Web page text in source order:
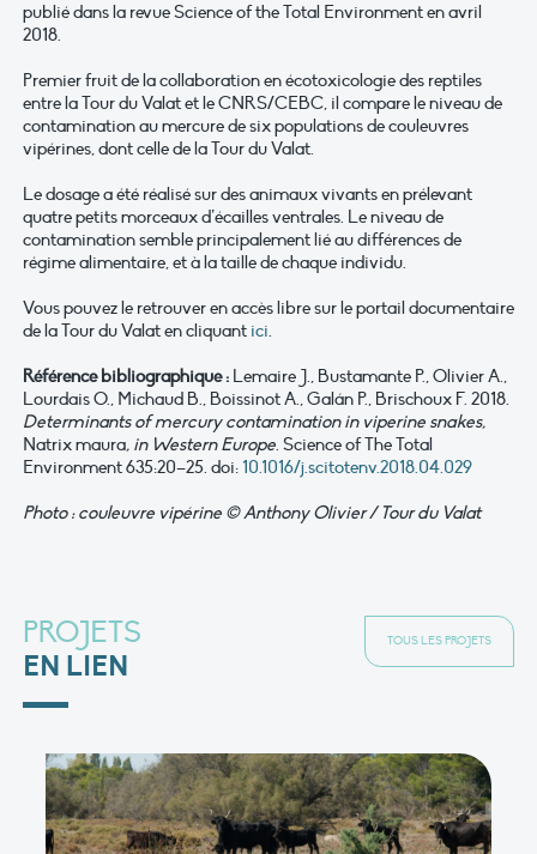
publié dans la revue Science of the Total Environment en avril
2018.
Premier fruit de la collaboration en écotoxicologie des reptiles
entre la Tour du Valat et le CNRS/CEBC, il compare le niveau de
contamination au mercure de six populations de couleuvres
vipérines, dont celle de la Tour du Valat.
Le dosage a été réalisé sur des animaux vivants en prélevant
quatre petits morceaux d’écailles ventrales. Le niveau de
contamination semble principalement lié au différences de
régime alimentaire, et à la taille de chaque individu.
Vous pouvez le retrouver en accès libre sur le portail documentaire
de la Tour du Valat en cliquant ici.
Référence bibliographique : Lemaire J., Bustamante P., Olivier A.,
Lourdais O., Michaud B., Boissinot A., Galán P., Brischoux F. 2018.
Determinants of mercury contamination in viperine snakes,
Natrix maura, in Western Europe. Science of The Total
Environment 635:20–25. doi: 10.1016/j.scitotenv.2018.04.029
Photo : couleuvre vipérine © Anthony Olivier / Tour du Valat
PROJETS
EN LIEN
TOUS LES PROJETS